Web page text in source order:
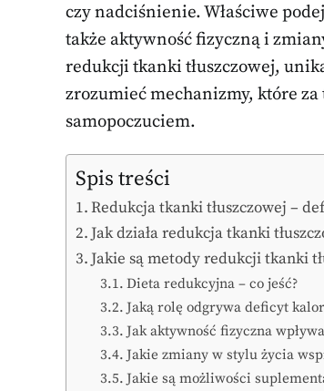
czy nadciśnienie. Właściwe
także aktywność fizyczną i
redukcji tkanki tłuszczowej,
zrozumieć mechanizmy, które
samopoczuciem.
Spis treści
Redukcja tkanki tłuszczowej –
Jak działa redukcja tkanki
Jakie są metody redukcji tkanki
Dieta redukcyjna – co jeść?
Jaką rolę odgrywa deficyt
Jak aktywność fizyczna
Jakie zmiany w stylu życia
Jakie są możliwości